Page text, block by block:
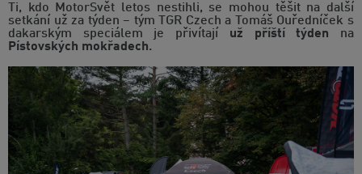
Ti, kdo MotorSvět letos nestihli, se mohou těšit na další
setkání už za týden – tým TGR Czech a Tomáš Ouředníček s
dakarským speciálem je přivítají už příští týden na
Pístovských mokřadech.